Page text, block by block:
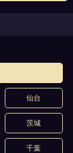
仙台
茨城
千葉